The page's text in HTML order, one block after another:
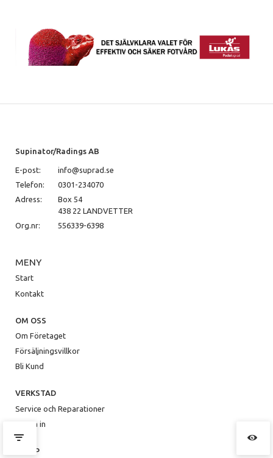
Supinator/Radings AB
E-post:
info@suprad.se
Telefon:
0301-234070
Adress:
Box 54
438 22 LANDVETTER
Org.nr:
556339-6398
MENY
Start
Kontakt
OM OSS
Om Företaget
Försäljningsvillkor
Bli Kund
VERKSTAD
Service och Reparationer
Logga in
HJÄLP